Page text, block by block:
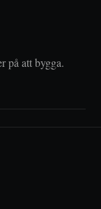
på att bygga.